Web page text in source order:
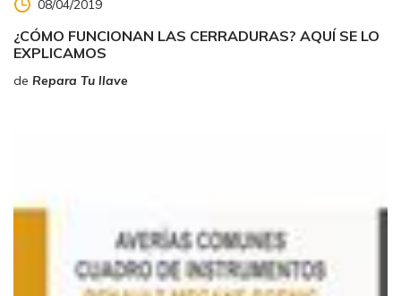
08/04/2019
¿CÓMO FUNCIONAN LAS CERRADURAS? AQUÍ SE LO
EXPLICAMOS
de Repara Tu llave